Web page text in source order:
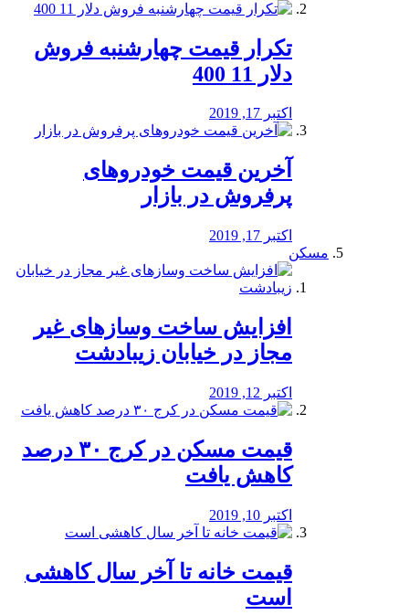
تکرار قیمت چهارشنبه فروش
دلار 11 400
اکتبر 17, 2019
آخرین قیمت خودرو‌های
پرفروش در بازار
اکتبر 17, 2019
مسکن
افزایش ساخت وسازهای غیر
مجاز در خیابان زیبادشت
اکتبر 12, 2019
️قیمت مسکن در کرج ۳۰ درصد
کاهش یافت
اکتبر 10, 2019
قیمت خانه تا آخر سال کاهشی
است